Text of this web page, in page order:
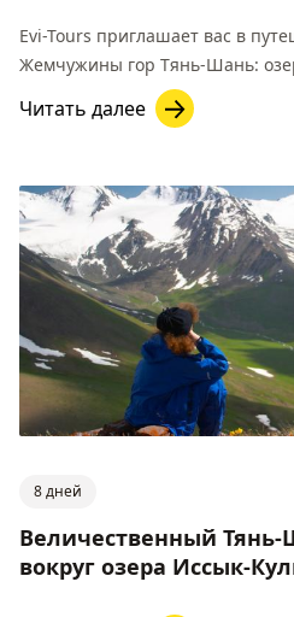
Evi-Tours приглашает вас в
Жемчужины гор Тянь-Шань:
Читать далее
8 дней
Величественный
вокруг озера Иссык-